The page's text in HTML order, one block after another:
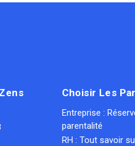
Choisir Les
Entreprise :
parentalité
RH : Tout savoir